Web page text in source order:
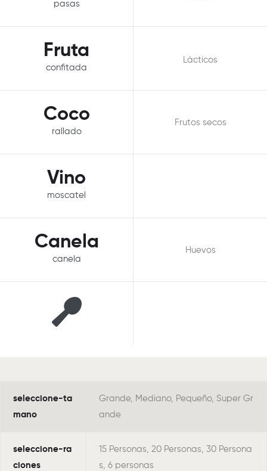
pasas
Fruta
confitada
Lácticos
Coco
rallado
Frutos secos
Vino
moscatel
Canela
canela
Huevos
seleccione-ta
mano
Grande, Mediano, Pequeño, Super Gr
ande
seleccione-ra
ciones
15 Personas, 20 Personas, 30 Persona
s, 6 personas